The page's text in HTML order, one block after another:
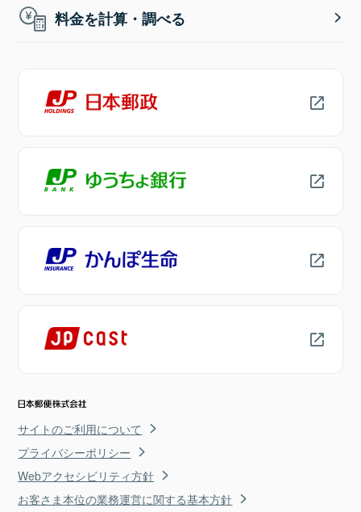
料金を計算・調べる
サイトのご利用について
プライバシーポリシー
Webアクセシビリティ方針
お客さま本位の業務運営に関する基本方針